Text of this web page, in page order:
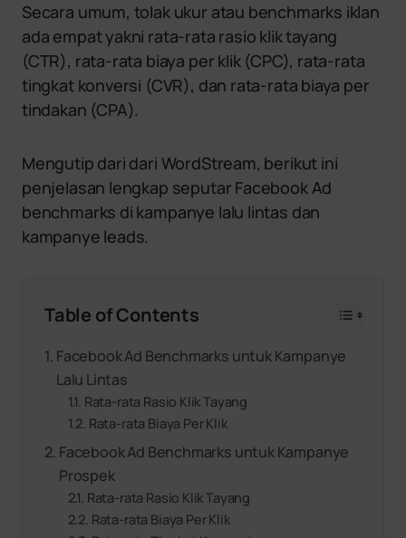
Secara umum, tolak ukur atau benchmarks iklan
ada empat yakni rata-rata rasio klik tayang
(CTR), rata-rata biaya per klik (CPC), rata-rata
tingkat konversi (CVR), dan rata-rata biaya per
tindakan (CPA).
Mengutip dari dari WordStream, berikut ini
penjelasan lengkap seputar Facebook Ad
benchmarks di kampanye lalu lintas dan
kampanye leads.
Table of Contents
Facebook Ad Benchmarks untuk Kampanye
Lalu Lintas
Rata-rata Rasio Klik Tayang
Rata-rata Biaya Per Klik
Facebook Ad Benchmarks untuk Kampanye
Prospek
Rata-rata Rasio Klik Tayang
Rata-rata Biaya Per Klik